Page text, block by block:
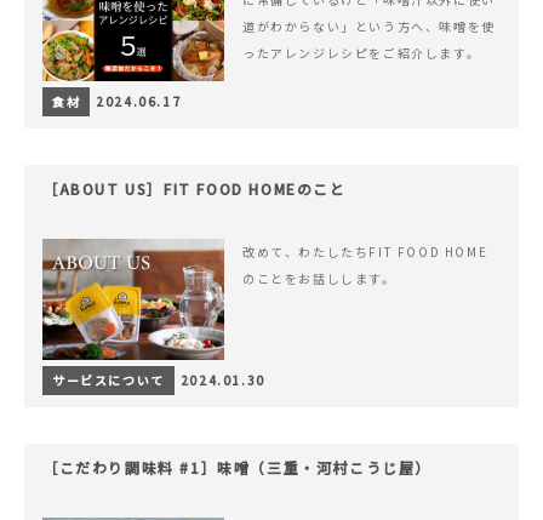
道がわからない」という方へ、味噌を使
ったアレンジレシピをご紹介します。
食材 2024.06.17
［ABOUT US］FIT FOOD HOMEのこと
改めて、わたしたちFIT FOOD HOME
のことをお話しします。
サービスについて 2024.01.30
［こだわり調味料 #1］味噌（三重・河村こうじ屋）